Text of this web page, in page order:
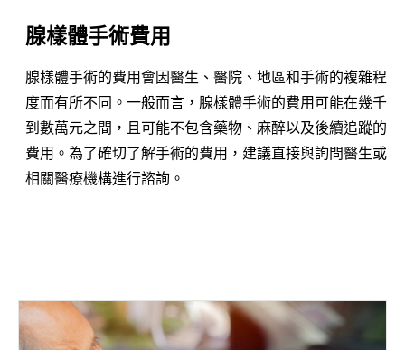
腺樣體手術費用
腺樣體手術的費用會因醫生、醫院、地區和手術的複雜程
度而有所不同。一般而言，腺樣體手術的費用可能在幾千
到數萬元之間，且可能不包含藥物、麻醉以及後續追蹤的
費用。為了確切了解手術的費用，建議直接與詢問醫生或
相關醫療機構進行諮詢。